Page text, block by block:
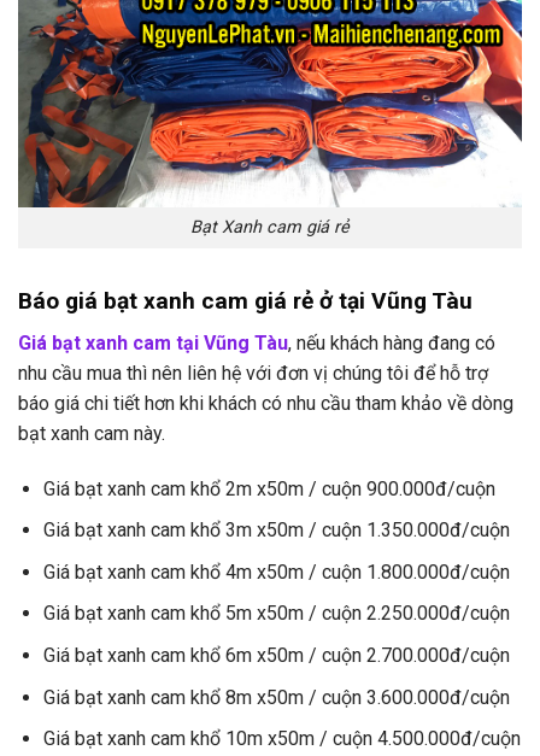
Bạt Xanh cam giá rẻ
Báo giá bạt xanh cam giá rẻ ở tại Vũng Tàu
Giá bạt xanh cam tại Vũng Tàu, nếu khách hàng đang có
nhu cầu mua thì nên liên hệ với đơn vị chúng tôi để hỗ trợ
báo giá chi tiết hơn khi khách có nhu cầu tham khảo về dòng
bạt xanh cam này.
Giá bạt xanh cam khổ 2m x50m / cuộn 900.000đ/cuộn
Giá bạt xanh cam khổ 3m x50m / cuộn 1.350.000đ/cuộn
Giá bạt xanh cam khổ 4m x50m / cuộn 1.800.000đ/cuộn
Giá bạt xanh cam khổ 5m x50m / cuộn 2.250.000đ/cuộn
Giá bạt xanh cam khổ 6m x50m / cuộn 2.700.000đ/cuộn
Giá bạt xanh cam khổ 8m x50m / cuộn 3.600.000đ/cuộn
Giá bạt xanh cam khổ 10m x50m / cuộn 4.500.000đ/cuộn